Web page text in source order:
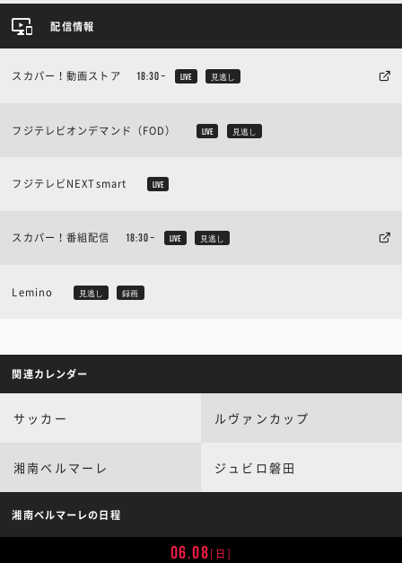
配信情報
スカパー！動画ストア 18:30~ LIVE 見逃し
フジテレビオンデマンド（FOD） LIVE 見逃し
フジテレビNEXTsmart LIVE
スカパー！番組配信 18:30~ LIVE 見逃し
Lemino 見逃し 録画
関連カレンダー
サッカー ルヴァンカップ
湘南ベルマーレ ジュビロ磐田
湘南ベルマーレの日程
06.08[日]